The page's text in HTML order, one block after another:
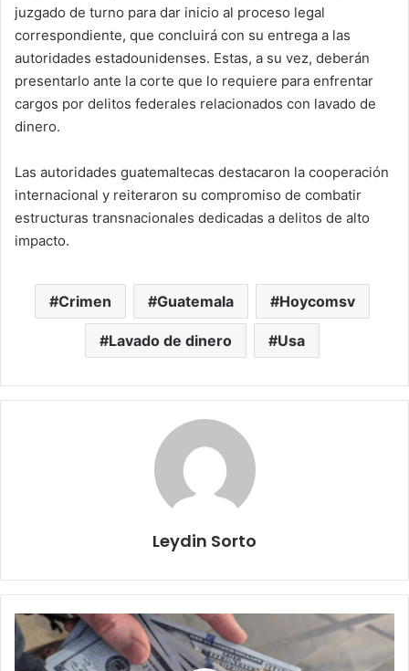
juzgado de turno para dar inicio al proceso legal
correspondiente, que concluirá con su entrega a las
autoridades estadounidenses. Estas, a su vez, deberán
presentarlo ante la corte que lo requiere para enfrentar
cargos por delitos federales relacionados con lavado de
dinero.
Las autoridades guatemaltecas destacaron la cooperación
internacional y reiteraron su compromiso de combatir
estructuras transnacionales dedicadas a delitos de alto
impacto.
Crimen Guatemala Hoycomsv
Lavado de dinero Usa
Leydin Sorto
Presidente
Bukele
destaca